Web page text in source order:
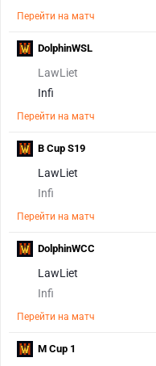
Перейти на матч
LawLiet
Infi
Перейти на матч
DolphinWSL
LawLiet
Infi
Перейти на матч
B Cup S19
LawLiet
Infi
Перейти на матч
DolphinWCC
M Cup 1